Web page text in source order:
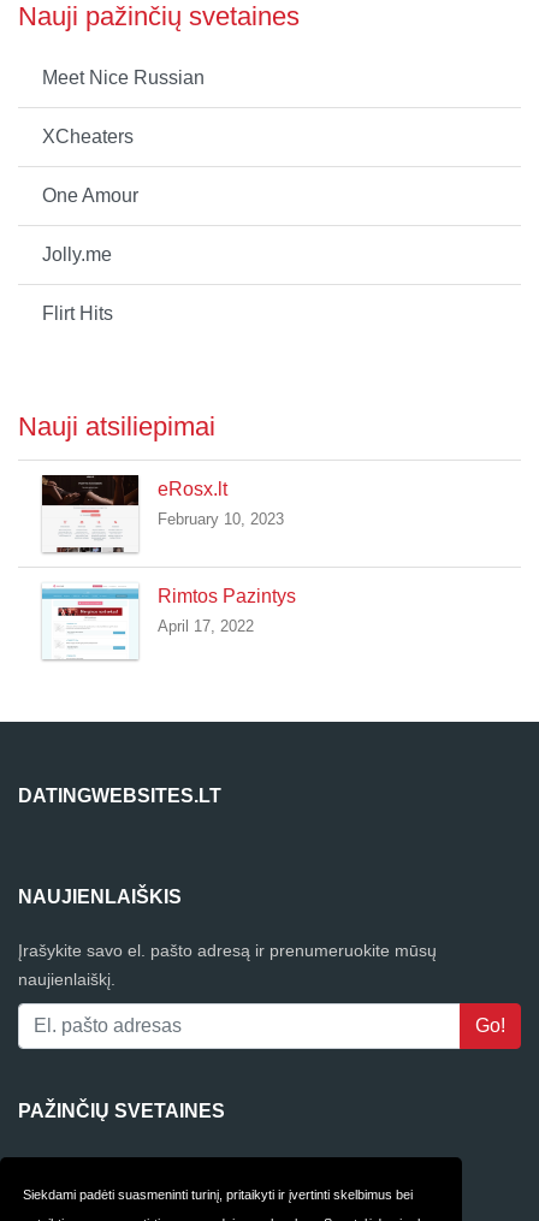
Siekdami padėti suasmeninti turinį, pritaikyti ir įvertinti skelbimus bei
Nauji pažinčių svetaines
Meet Nice Russian
XCheaters
One Amour
Jolly.me
Flirt Hits
Nauji atsiliepimai
eRosx.lt
February 10, 2023
Rimtos Pazintys
April 17, 2022
DATINGWEBSITES.LT
NAUJIENLAIŠKIS
Įrašykite savo el. pašto adresą ir prenumeruokite mūsų
naujienlaiškį.
PAŽINČIŲ SVETAINES